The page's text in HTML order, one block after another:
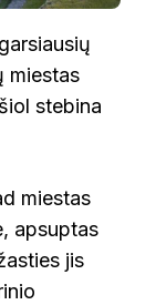
miestas
stebina
miestas
apsuptas
jis